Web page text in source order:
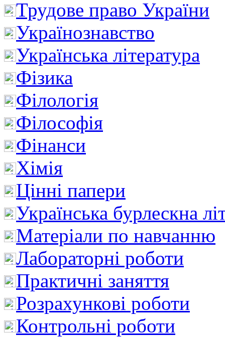
Трудове право України
Українознавство
Українська література
Фізика
Філологія
Філософія
Фінанси
Хімія
Цінні папери
Українська бурлескна
Матеріали по навчанню
Лабораторні роботи
Практичні заняття
Розрахункові роботи
Контрольні роботи